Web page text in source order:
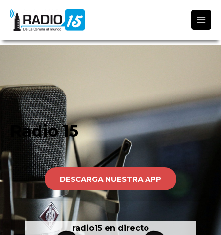
Radio 15
DESCARGA NUESTRA APP
radio15 en directo